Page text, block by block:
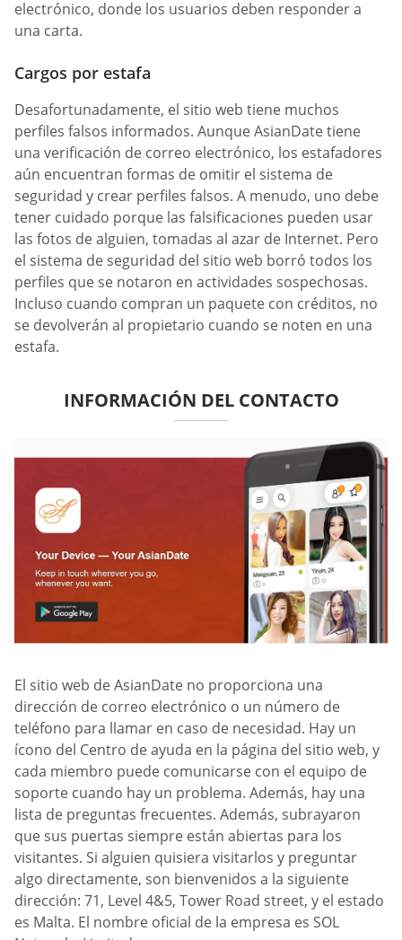
electrónico, donde los usuarios deben responder a
una carta.
Cargos por estafa
Desafortunadamente, el sitio web tiene muchos
perfiles falsos informados. Aunque AsianDate tiene
una verificación de correo electrónico, los estafadores
aún encuentran formas de omitir el sistema de
seguridad y crear perfiles falsos. A menudo, uno debe
tener cuidado porque las falsificaciones pueden usar
las fotos de alguien, tomadas al azar de Internet. Pero
el sistema de seguridad del sitio web borró todos los
perfiles que se notaron en actividades sospechosas.
Incluso cuando compran un paquete con créditos, no
se devolverán al propietario cuando se noten en una
estafa.
INFORMACIÓN DEL CONTACTO
El sitio web de AsianDate no proporciona una
dirección de correo electrónico o un número de
teléfono para llamar en caso de necesidad. Hay un
ícono del Centro de ayuda en la página del sitio web, y
cada miembro puede comunicarse con el equipo de
soporte cuando hay un problema. Además, hay una
lista de preguntas frecuentes. Además, subrayaron
que sus puertas siempre están abiertas para los
visitantes. Si alguien quisiera visitarlos y preguntar
algo directamente, son bienvenidos a la siguiente
dirección: 71, Level 4&5, Tower Road street, y el estado
es Malta. El nombre oficial de la empresa es SOL